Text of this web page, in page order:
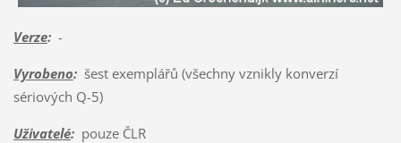
Verze:-
Vyrobeno:šest exemplářů (všechny vznikly konverzí
sériových Q-5)
Uživatelé:pouze ČLR